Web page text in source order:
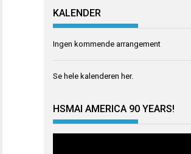
KALENDER
Ingen kommende arrangement
Se hele kalenderen her.
HSMAI AMERICA 90 YEARS!